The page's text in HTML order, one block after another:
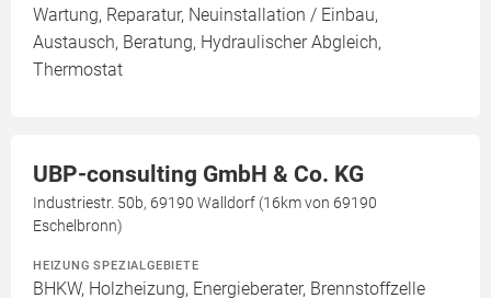
Wartung, Reparatur, Neuinstallation / Einbau,
Austausch, Beratung, Hydraulischer Abgleich,
Thermostat
UBP-consulting GmbH & Co. KG
Industriestr. 50b, 69190 Walldorf (16km von 69190
Eschelbronn)
HEIZUNG SPEZIALGEBIETE
BHKW, Holzheizung, Energieberater, Brennstoffzelle